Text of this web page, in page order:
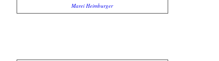
Marei Heimburger